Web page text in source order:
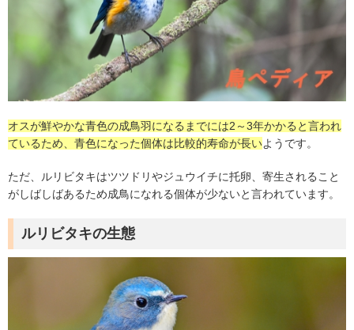
オスが鮮やかな青色の成鳥羽になるまでには2～3年かかると言われ
ているため、青色になった個体は比較的寿命が長いようです。
ただ、ルリビタキはツツドリやジュウイチに托卵、寄生されること
がしばしばあるため成鳥になれる個体が少ないと言われています。
ルリビタキの生態